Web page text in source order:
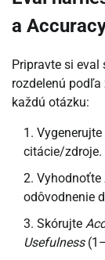
a
Pripravte si
rozdelenú podľa
každú otázku:
citácie/zdroje.
Vyhodnoťte
odôvodnenie
Skórujte
Usefulness